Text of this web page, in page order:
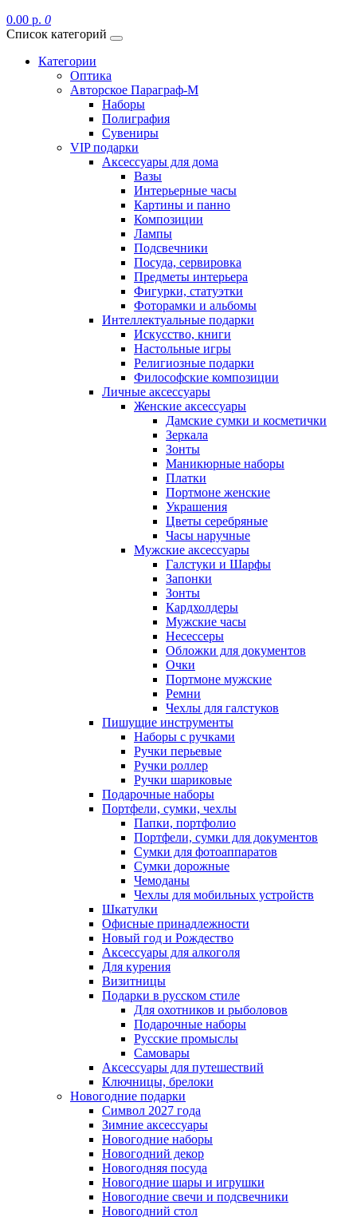
0.00 р. 0
Список категорий
Категории
Оптика
Авторское Параграф-М
Наборы
Полиграфия
Сувениры
VIP подарки
Аксессуары для дома
Вазы
Интерьерные часы
Картины и панно
Композиции
Лампы
Подсвечники
Посуда, сервировка
Предметы интерьера
Фигурки, статуэтки
Фоторамки и альбомы
Интеллектуальные подарки
Искусство, книги
Настольные игры
Религиозные подарки
Философские композиции
Личные аксессуары
Женские аксессуары
Дамские сумки и косметички
Зеркала
Зонты
Маникюрные наборы
Платки
Портмоне женские
Украшения
Цветы серебряные
Часы наручные
Мужские аксессуары
Галстуки и Шарфы
Запонки
Зонты
Кардхолдеры
Мужские часы
Несессеры
Обложки для документов
Очки
Портмоне мужские
Ремни
Чехлы для галстуков
Пишущие инструменты
Наборы с ручками
Ручки перьевые
Ручки роллер
Ручки шариковые
Подарочные наборы
Портфели, сумки, чехлы
Папки, портфолио
Портфели, сумки для документов
Сумки для фотоаппаратов
Сумки дорожные
Чемоданы
Чехлы для мобильных устройств
Шкатулки
Офисные принадлежности
Новый год и Рождество
Аксессуары для алкоголя
Для курения
Визитницы
Подарки в русском стиле
Для охотников и рыболовов
Подарочные наборы
Русские промыслы
Самовары
Аксессуары для путешествий
Ключницы, брелоки
Новогодние подарки
Символ 2027 года
Зимние аксессуары
Новогодние наборы
Новогодний декор
Новогодняя посуда
Новогодние шары и игрушки
Новогодние свечи и подсвечники
Новогодний стол